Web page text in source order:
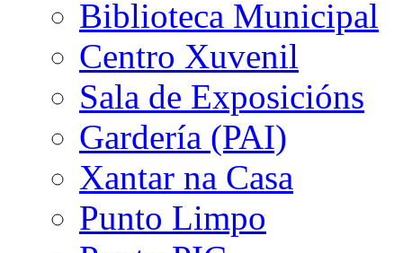
Biblioteca Municipal
Centro Xuvenil
Sala de Exposicións
Gardería (PAI)
Xantar na Casa
Punto Limpo